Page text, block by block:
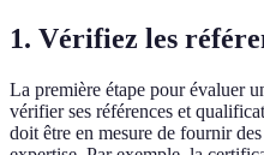
1. Vérifiez les
La première étape pour évaluer
vérifier ses références et
doit être en mesure de fournir